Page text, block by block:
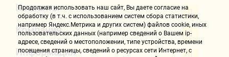
Контакты
Компания
Информация
Продолжая использовать наш cайт, Вы даете согласие на
обработку (в т.ч. с использованием систем сбора статистики,
например Яндекс.Метрика и других систем) файлов cookie, иных
пользовательских данных (например сведений о Вашем ip-
адресе, сведений о местоположении, типе устройства, времени
посещения страницы, сведений о ресурсах сети Интернет, с